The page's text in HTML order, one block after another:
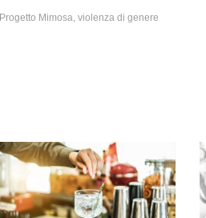
Progetto Mimosa violenza di genere